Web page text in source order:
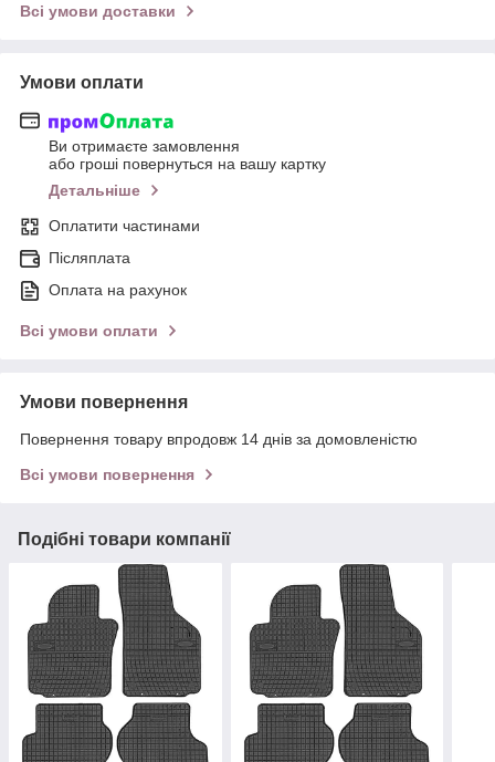
Всі умови доставки
Умови оплати
Ви отримаєте замовлення
або гроші повернуться на вашу картку
Детальніше
Оплатити частинами
Післяплата
Оплата на рахунок
Всі умови оплати
Умови повернення
Повернення товару впродовж 14 днів за домовленістю
Всі умови повернення
Подібні товари компанії